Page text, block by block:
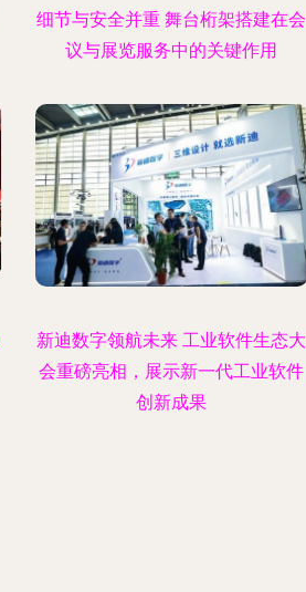
细节与安全并重 舞台桁架搭建在会
议与展览服务中的关键作用
新迪数字领航未来 工业软件生态大
会重磅亮相，展示新一代工业软件
创新成果